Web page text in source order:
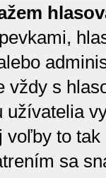
vždy s
užívatelia
voľby to
sa